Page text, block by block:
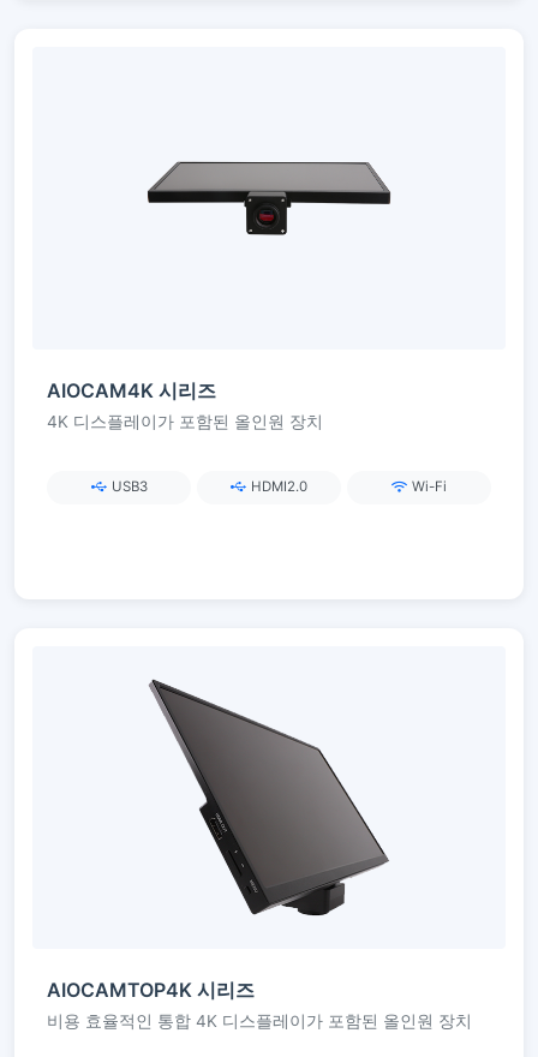
AIOCAM4K 시리즈
4K 디스플레이가 포함된 올인원 장치
USB3 HDMI2.0 Wi-Fi
AIOCAMTOP4K 시리즈
비용 효율적인 통합 4K 디스플레이가 포함된 올인원 장치